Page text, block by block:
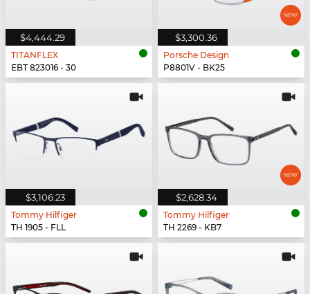
$4,444.29
TITANFLEX
EBT 823016 - 30
$3,300.36
Porsche Design
P8801V - BK25
$3,106.23
Tommy Hilfiger
TH 1905 - FLL
$2,628.34
Tommy Hilfiger
TH 2269 - KB7